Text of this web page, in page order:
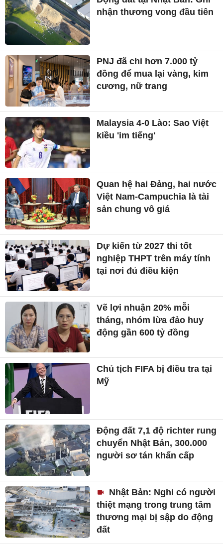
nhận thương vong đầu tiên
PNJ đã chi hơn 7.000 tỷ
đồng để mua lại vàng, kim
cương, nữ trang
Malaysia 4-0 Lào: Sao Việt
kiều 'im tiếng'
Quan hệ hai Đảng, hai nước
Việt Nam-Campuchia là tài
sản chung vô giá ​
Dự kiến từ 2027 thi tốt
nghiệp THPT trên máy tính
tại nơi đủ điều kiện
Vẽ lợi nhuận 20% mỗi
tháng, nhóm lừa đảo huy
động gần 600 tỷ đồng
Chủ tịch FIFA bị điều tra tại
Mỹ
Động đất 7,1 độ richter rung
chuyển Nhật Bản, 300.000
người sơ tán khẩn cấp
Nhật Bản: Nghi có người
thiệt mạng trong trung tâm
thương mại bị sập do động
đất